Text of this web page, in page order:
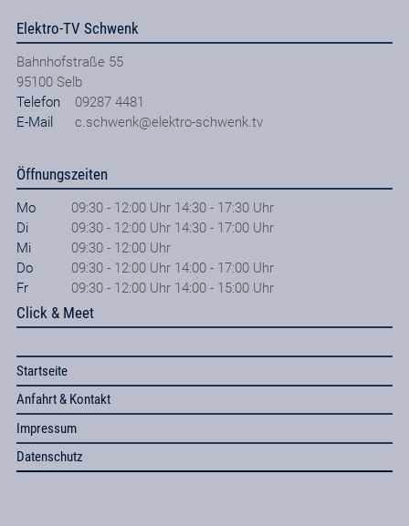
Elektro-TV Schwenk
Bahnhofstraße 55
95100 Selb
Telefon
09287 4481
E-Mail
c.schwenk@elektro-schwenk.tv
Öffnungszeiten
Mo
09:30 - 12:00 Uhr 14:30 - 17:30 Uhr
Di
09:30 - 12:00 Uhr 14:30 - 17:00 Uhr
Mi
09:30 - 12:00 Uhr
Do
09:30 - 12:00 Uhr 14:00 - 17:00 Uhr
Fr
09:30 - 12:00 Uhr 14:00 - 15:00 Uhr
Click & Meet
Startseite
Anfahrt & Kontakt
Impressum
Datenschutz